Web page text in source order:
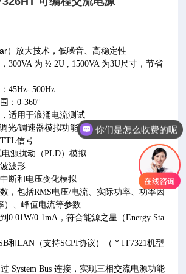
）放大技术，低噪音、高稳定性
300VA 为 ½ 2U , 1500VA 为3U尺寸，节省
45Hz- 500Hz
：0-360°
适用于浪涌电流测试
光/调速器模拟功能
信号
源扰动（PLD）模拟
波形
断和电压变化模拟
，包括RMS电压/电流、实际功率、功率因
）、峰值电流等参数
0.01W/0.1mA，符合能源之星（Energy Sta
和LAN（支持SCPI协议）（ * IT7321机型
System Bus 连接，实现三相交流电源功能
你们是怎么收费的呢